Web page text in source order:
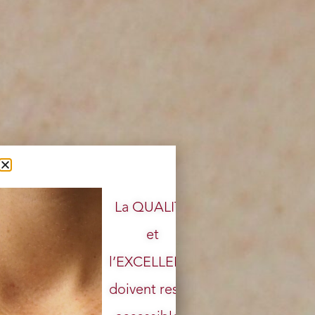
La QUALITÉ
et
l’EXCELLENCE
doivent rester